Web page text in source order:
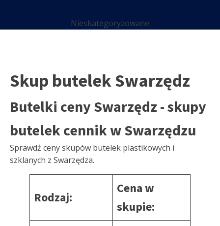
Nieskategoryzowane
Skup butelek Swarzędz
Butelki ceny Swarzędz - skupy
butelek cennik w Swarzędzu
Sprawdź ceny skupów butelek plastikowych i
szklanych z Swarzędza.
Rodzaj:
Cena w
skupie: